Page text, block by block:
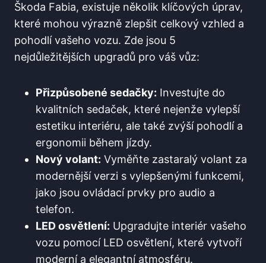
Škoda Fabia, existuje několik klíčových úprav,
které mohou výrazně zlepšit celkový vzhled a
pohodlí vašeho vozu. Zde jsou 5
nejdůležitějších upgradů pro váš vůz:
Přizpůsobené sedačky: Investujte do
kvalitních sedaček, které nejenže vylepší
estetiku interiéru, ale také zvýší pohodlí a
ergonomii během jízdy.
Nový volant: Vyměňte zastaralý volant za
modernější verzi s vylepšenými funkcemi,
jako jsou ovládací prvky pro audio a
telefon.
LED osvětlení: Upgradujte interiér vašeho
vozu pomocí LED osvětlení, které vytvoří
moderní a elegantní atmosféru.